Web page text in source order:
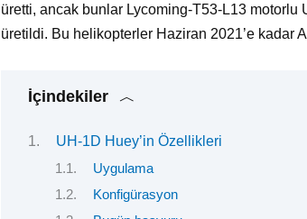
üretti, ancak bunlar Lycoming-T53-L13 motorlu
üretildi. Bu helikopterler Haziran 2021’e kadar
İçindekiler
UH-1D Huey’in Özellikleri
Uygulama
Konfigürasyon